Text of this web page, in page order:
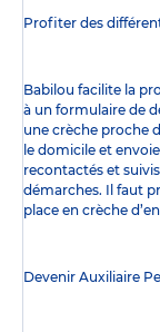
Profiter des
Babilou facilite la
à un formulaire de
une crèche proche
le domicile et
recontactés et
démarches. Il faut
place en crèche
Devenir Auxiliaire